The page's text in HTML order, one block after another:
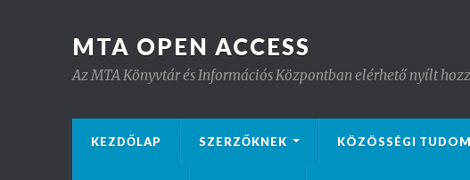
MTA OPEN ACCESS
Az MTA Könyvtár és Információs Központban elérhető nyílt
KEZDŐLAP SZERZŐKNEK KÖZÖSSÉGI